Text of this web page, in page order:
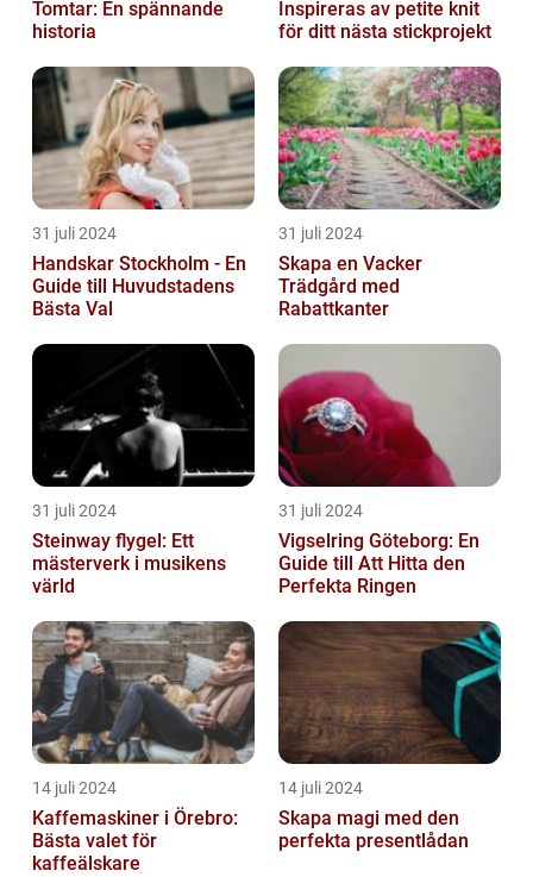
Tomtar: En spännande
historia
Inspireras av petite knit
för ditt nästa stickprojekt
31 juli 2024
Handskar Stockholm - En
Guide till Huvudstadens
Bästa Val
31 juli 2024
Skapa en Vacker
Trädgård med
Rabattkanter
31 juli 2024
Steinway flygel: Ett
mästerverk i musikens
värld
31 juli 2024
Vigselring Göteborg: En
Guide till Att Hitta den
Perfekta Ringen
14 juli 2024
Kaffemaskiner i Örebro:
Bästa valet för
kaffeälskare
14 juli 2024
Skapa magi med den
perfekta presentlådan